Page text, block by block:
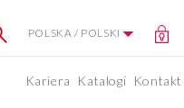
POLSKA / POLSKI
Kariera Katalogi Kontakt